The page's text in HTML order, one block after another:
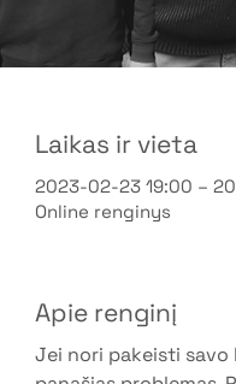
Laikas ir vieta
2023-02-23 19:00 –
Online renginys
Apie renginį
Jei nori pakeisti